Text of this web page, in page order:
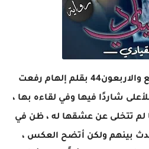
بقلم إلهام رفعت
شاردًا فيها وفي لقاءه بها ،
لم تتخلى عن عشقها له ، ظن في
بينهم ولكن أتضح العكس ،